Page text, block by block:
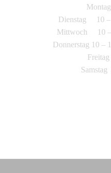
Dienstag 10 –
Mittwoch 10 –
Donnerstag 10 –